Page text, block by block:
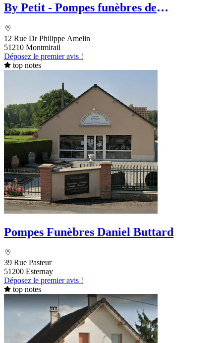
By Petit - Pompes funèbres de
12 Rue Dr Philippe Amelin
51210 Montmirail
Déposez le premier avis !
top notes
Pompes Funèbres Daniel Buttard
39 Rue Pasteur
51200 Esternay
Déposez le premier avis !
top notes